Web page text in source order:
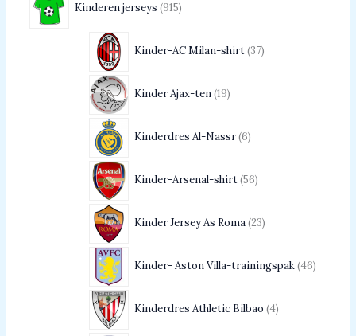
Kinderen jerseys 915
Kinder-AC Milan-shirt 37
Kinder Ajax-ten 19
Kinderdres Al-Nassr 6
Kinder-Arsenal-shirt 56
Kinder Jersey As Roma 23
Kinder- Aston Villa-trainingspak 46
Kinderdres Athletic Bilbao 4